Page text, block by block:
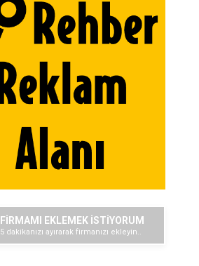
FİRMAMI EKLEMEK İSTİYORUM
5 dakikanızı ayırarak firmanızı ekleyin..